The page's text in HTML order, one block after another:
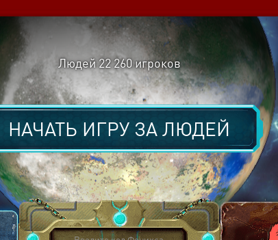
Людей 22 260игроков
НАЧАТЬ ИГРУ ЗАЛЮДЕЙ